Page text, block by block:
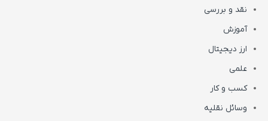
نقد و بررسی
آموزش
ارز دیجیتال
علمی
کسب و کار
وسائل نقلیه